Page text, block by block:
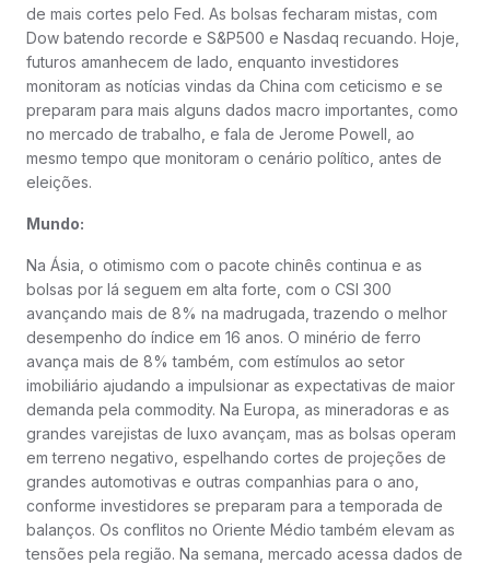
de mais cortes pelo Fed. As bolsas fecharam mistas, com
Dow batendo recorde e S&P500 e Nasdaq recuando. Hoje,
futuros amanhecem de lado, enquanto investidores
monitoram as notícias vindas da China com ceticismo e se
preparam para mais alguns dados macro importantes, como
no mercado de trabalho, e fala de Jerome Powell, ao
mesmo tempo que monitoram o cenário político, antes de
eleições.
Mundo:
Na Ásia, o otimismo com o pacote chinês continua e as
bolsas por lá seguem em alta forte, com o CSI 300
avançando mais de 8% na madrugada, trazendo o melhor
desempenho do índice em 16 anos. O minério de ferro
avança mais de 8% também, com estímulos ao setor
imobiliário ajudando a impulsionar as expectativas de maior
demanda pela commodity. Na Europa, as mineradoras e as
grandes varejistas de luxo avançam, mas as bolsas operam
em terreno negativo, espelhando cortes de projeções de
grandes automotivas e outras companhias para o ano,
conforme investidores se preparam para a temporada de
balanços. Os conflitos no Oriente Médio também elevam as
tensões pela região. Na semana, mercado acessa dados de